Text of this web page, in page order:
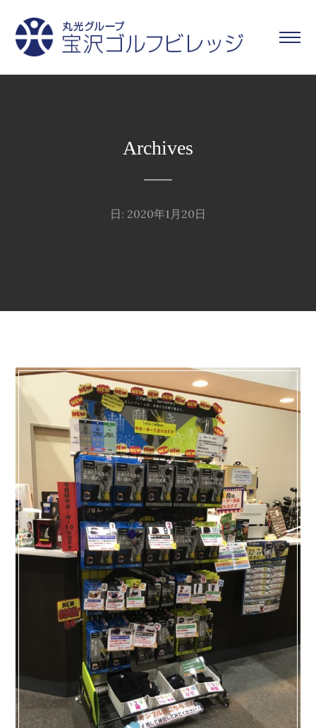
Archives
日: 2020年1月20日